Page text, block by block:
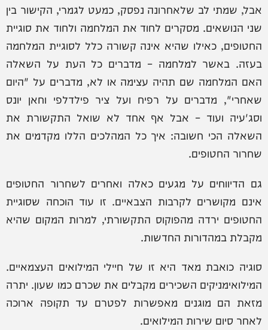
אבל, שמתי לב שלאחרונה נפסק, כמעט לגמרי, הקישור בין
שני הנושאים. מסקרים לחוד את המלחמה ולחוד את סוגיית
החטופים, כאילו שהיא אינה קשורה כלל לסוגיית המלחמה
בעזה. באשר למלחמה – מדברים כל העת על השאלה
האם המלחמה שם תהיה עצימה או לא, מדברים על "היום
שאחרי", מדברים על רפיח ועל ציר פילדלפי וחאן יונס
וסג'עיה ועוד – אבל אף אחד לא שואל התקשורת את
השאלה הכי חשובה: איך כל המהלכים הללו מקדמים את
שחרור החטופים.
גם הדיווחים על מגעים כאלה ואחרים לשחרור החטופים
אינם מקושרים לקרבות הצבאיים. זו עוד הוכחה שסוגיית
החטופים ירדה מהפוקוס התקשורתי, למרות המקום שהיא
מקבלת במהדורות החדשות.
סוגיה כואבת מאד היא זו של חיילי המילואים העצמאיים.
המילואימניקים השכירים מקבלים את שכרם כמו שעון. יתרה
מזאת הם מוגנים מאפשרות לפטרם עד תקופה ארוכה
לאחר סיום שירות המילואים.